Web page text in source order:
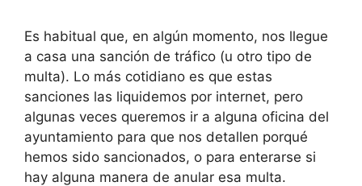
Es habitual que, en algún momento, nos llegue
a casa una sanción de tráfico (u otro tipo de
multa). Lo más cotidiano es que estas
sanciones las liquidemos por internet, pero
algunas veces queremos ir a alguna oficina del
ayuntamiento para que nos detallen porqué
hemos sido sancionados, o para enterarse si
hay alguna manera de anular esa multa.